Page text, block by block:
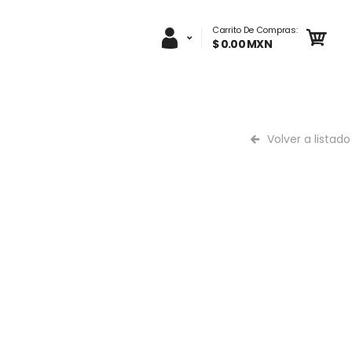
Carrito De Compras:
$ 0.00 MXN
Volver a listado